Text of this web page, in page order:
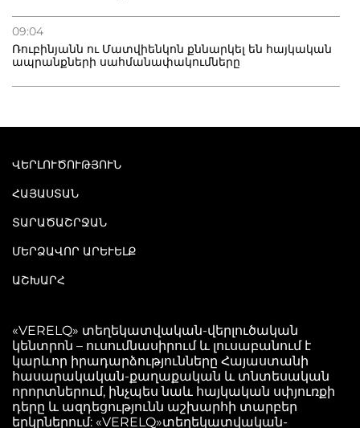
09:04
Ռուբինյանն ու Մատվիենկոն քննարկել են հայկական
ապրանքների սահմանափակումները
ՎԵՐԼՈՒԾՈՒԹՅՈՒՆ
ՀԱՅԱՍՏԱՆ
ՏԱՐԱԾԱՇՐՋԱՆ
ՄԵՐՁԱՎՈՐ ԱՐԵՒԵԼՔ
ԱՇԽԱՐՀ
«VERELQ» տեղեկատվական-վերլուծական
կենտրոն – ուսումնասիրում և լուսաբանում է
կարևոր իրադարձությունները Հայաստանի
հասարակական-քաղաքական և տնտեսական
որորտներում, ինչպես նաև հայկական սփյուռքի
դերը և ազդեցությունն աշխարհի տարբեր
երկրներում: «VERELQ»տեղեկատվական-